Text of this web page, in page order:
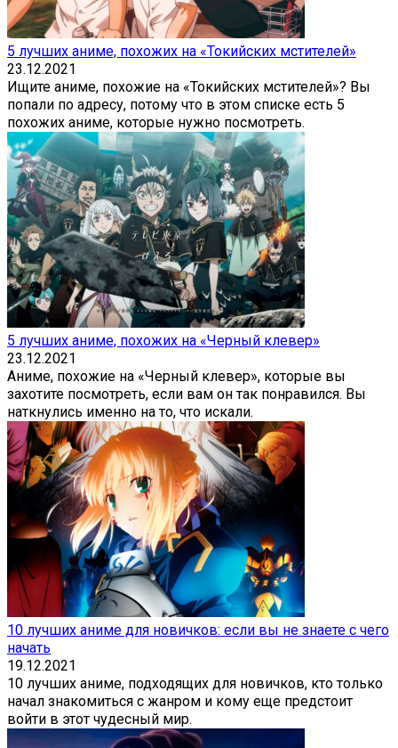
5 лучших аниме, похожих на «Токийских мстителей»
23.12.2021
Ищите аниме, похожие на «Токийских мстителей»? Вы
попали по адресу, потому что в этом списке есть 5
похожих аниме, которые нужно посмотреть.
5 лучших аниме, похожих на «Черный клевер»
23.12.2021
Аниме, похожие на «Черный клевер», которые вы
захотите посмотреть, если вам он так понравился. Вы
наткнулись именно на то, что искали.
10 лучших аниме для новичков: если вы не знаете с чего
начать
19.12.2021
10 лучших аниме, подходящих для новичков, кто только
начал знакомиться с жанром и кому еще предстоит
войти в этот чудесный мир.